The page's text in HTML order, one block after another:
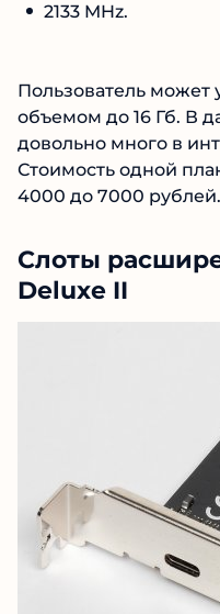
2133 MHz.
Пользователь может
объемом до 16 Гб. В
довольно много в
Стоимость одной
4000 до 7000 рублей.
Слоты
Deluxe II